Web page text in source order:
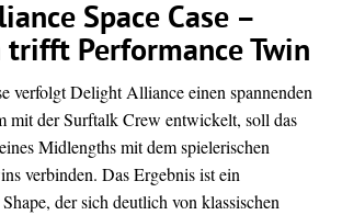
Space Case –
Performance Twin
verfolgt Delight Alliance einen spannenden
mit der Surftalk Crew entwickelt, soll das
Midlengths mit dem spielerischen
verbinden. Das Ergebnis ist ein
der sich deutlich von klassischen